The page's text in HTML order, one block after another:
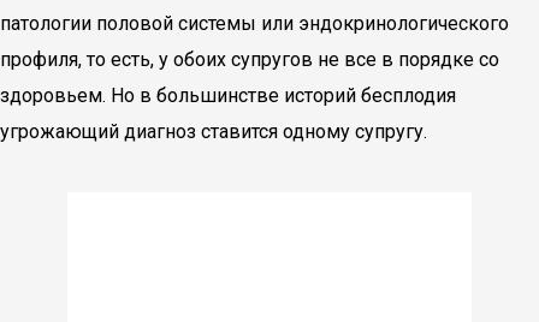
патологии половой системы или эндокринологического
профиля, то есть, у обоих супругов не все в порядке со
здоровьем. Но в большинстве историй бесплодия
угрожающий диагноз ставится одному супругу.